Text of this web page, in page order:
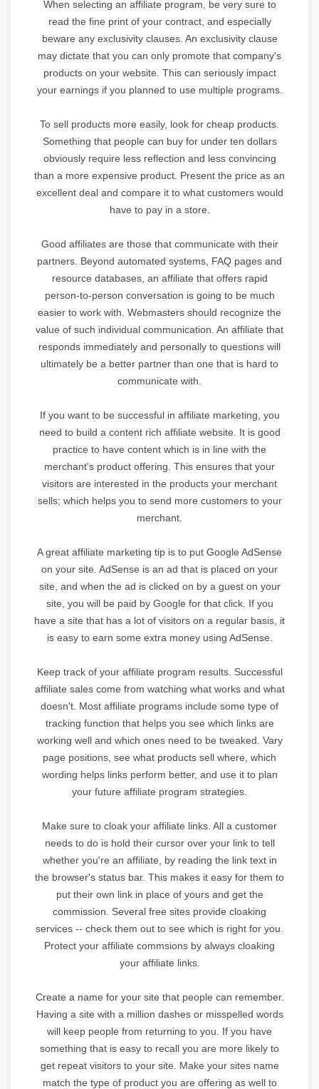
When selecting an affiliate program, be very sure to
read the fine print of your contract, and especially
beware any exclusivity clauses. An exclusivity clause
may dictate that you can only promote that company's
products on your website. This can seriously impact
your earnings if you planned to use multiple programs.
To sell products more easily, look for cheap products.
Something that people can buy for under ten dollars
obviously require less reflection and less convincing
than a more expensive product. Present the price as an
excellent deal and compare it to what customers would
have to pay in a store.
Good affiliates are those that communicate with their
partners. Beyond automated systems, FAQ pages and
resource databases, an affiliate that offers rapid
person-to-person conversation is going to be much
easier to work with. Webmasters should recognize the
value of such individual communication. An affiliate that
responds immediately and personally to questions will
ultimately be a better partner than one that is hard to
communicate with.
If you want to be successful in affiliate marketing, you
need to build a content rich affiliate website. It is good
practice to have content which is in line with the
merchant's product offering. This ensures that your
visitors are interested in the products your merchant
sells; which helps you to send more customers to your
merchant.
A great affiliate marketing tip is to put Google AdSense
on your site. AdSense is an ad that is placed on your
site, and when the ad is clicked on by a guest on your
site, you will be paid by Google for that click. If you
have a site that has a lot of visitors on a regular basis, it
is easy to earn some extra money using AdSense.
Keep track of your affiliate program results. Successful
affiliate sales come from watching what works and what
doesn't. Most affiliate programs include some type of
tracking function that helps you see which links are
working well and which ones need to be tweaked. Vary
page positions, see what products sell where, which
wording helps links perform better, and use it to plan
your future affiliate program strategies.
Make sure to cloak your affiliate links. All a customer
needs to do is hold their cursor over your link to tell
whether you're an affiliate, by reading the link text in
the browser's status bar. This makes it easy for them to
put their own link in place of yours and get the
commission. Several free sites provide cloaking
services -- check them out to see which is right for you.
Protect your affiliate commsions by always cloaking
your affiliate links.
Create a name for your site that people can remember.
Having a site with a million dashes or misspelled words
will keep people from returning to you. If you have
something that is easy to recall you are more likely to
get repeat visitors to your site. Make your sites name
match the type of product you are offering as well to